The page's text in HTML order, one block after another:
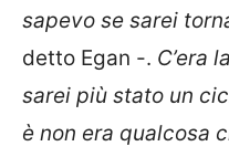
sapevo se sarei
detto Egan -. C’era
sarei più stato un
è non era qualcosa